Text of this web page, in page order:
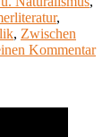
,
, Zwischen
Kommentar